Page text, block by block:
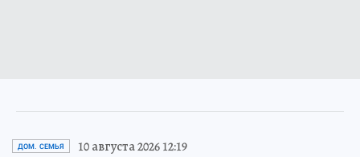
ДОМ. СЕМЬЯ 10 августа 2026 12:19